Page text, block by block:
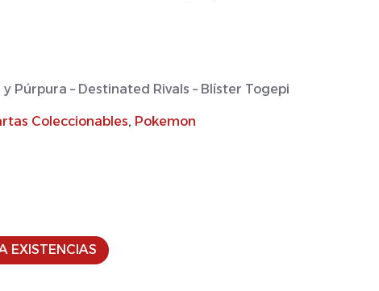
Púrpura – Destinated Rivals – Blíster Togepi
Coleccionables, Pokemon
EXISTENCIAS